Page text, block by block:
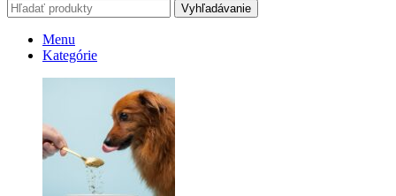
Vyhľadávanie
Menu
Kategórie